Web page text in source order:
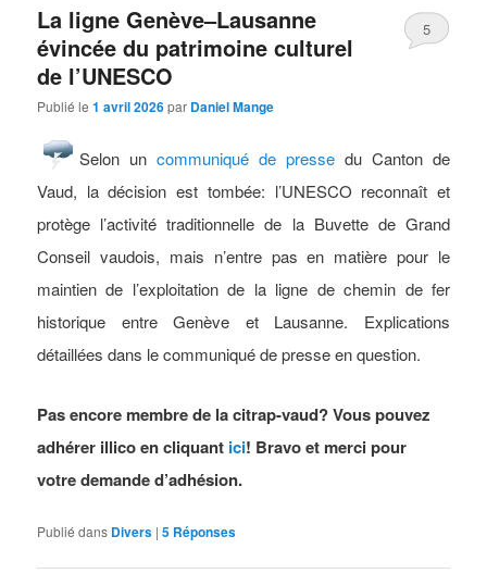
La ligne Genève–Lausanne
évincée du patrimoine culturel
de l’UNESCO
Publié le1 avril 2026par Daniel Mange
5
Selon un communiqué de presse du Canton de
Vaud, la décision est tombée: l’UNESCO reconnaît et
protège l’activité traditionnelle de la Buvette de Grand
Conseil vaudois, mais n’entre pas en matière pour le
maintien de l’exploitation de la ligne de chemin de fer
historique entre Genève et Lausanne. Explications
détaillées dans le communiqué de presse en question.
Pas encore membre de la citrap-vaud? Vous pouvez
adhérer illico en cliquant ici! Bravo et merci pour
votre demande d’adhésion.
Publié dans Divers |5 Réponses